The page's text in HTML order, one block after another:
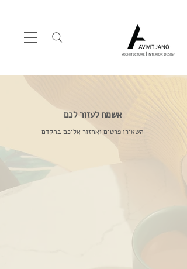
אשמח לעזור לכם
השאירו פרטים ואחזור אליכם בהקדם